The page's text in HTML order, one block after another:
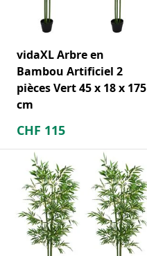
vidaXL Arbre en
Bambou Artificiel 2
pièces Vert 45 x 18 x 175
cm
CHF 115